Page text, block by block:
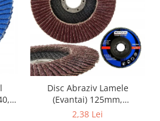
Disc Abraziv Lamele
(Evantai) 125mm,
Granulație , pentru Metal și
2,38 Lei